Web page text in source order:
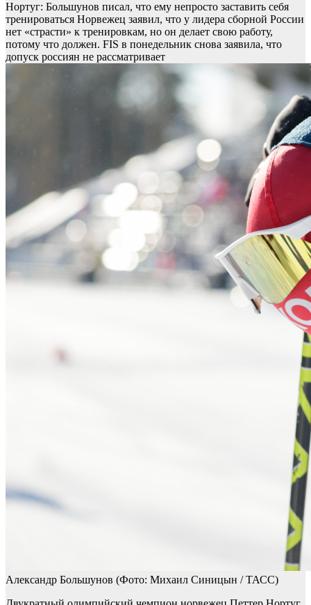
Нортуг: Большунов писал, что ему непросто заставить себя
тренироваться Норвежец заявил, что у лидера сборной России
нет «страсти» к тренировкам, но он делает свою работу,
потому что должен. FIS в понедельник снова заявила, что
допуск россиян не рассматривает
Александр Большунов (Фото: Михаил Синицын / ТАСС)